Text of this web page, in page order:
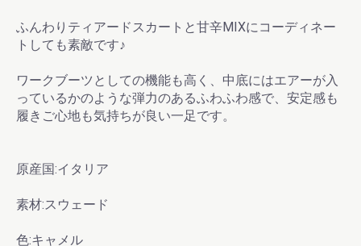
ふんわりティアードスカートと甘辛MIXにコーディネー
トしても素敵です♪
ワークブーツとしての機能も高く、中底にはエアーが入
っているかのような弾力のあるふわふわ感で、安定感も
履きご心地も気持ちが良い一足です。
原産国:イタリア
素材:スウェード
色:キャメル